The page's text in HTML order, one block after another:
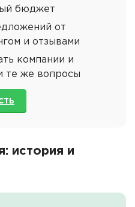
бюджет
от
и отзывами
компании и
те же вопросы
история и